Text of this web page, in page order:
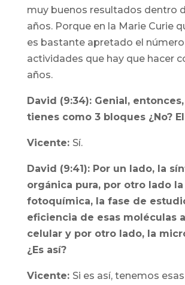
muy buenos resultados dentro
años. Porque en la Marie Curie
es bastante apretado el
actividades que hay que hacer
años.
David (9:34): Genial,
tienes como 3 bloques ¿No?
Vicente: Sí.
David (9:41): Por un lado, la
orgánica pura, por otro lado
fotoquímica, la fase de
eficiencia de esas moléculas
celular y por otro lado, la
¿Es así?
Vicente: Si es así, tenemos